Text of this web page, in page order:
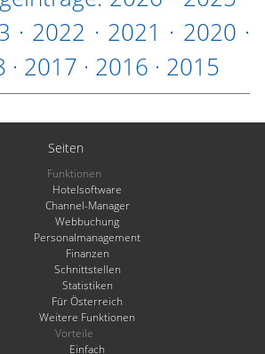
· 2022 · 2021 · 2020 ·
· 2017 · 2016 · 2015
Seiten
Funktionen
Hotelsoftware
Channel-Manager
Webbuchung
Personalmanagement
Finanzen
Schnittstellen
Statistiken
Für Österreich
Weitere Funktionen
Vorteile
Einfach